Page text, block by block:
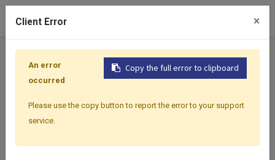
首頁 所有部落格 展覽資訊 2026 亞洲生技大展
2026 亞洲生技大展
Client Error ×
Copy the full error to clipboard
An error
occurred
Please use the copy button to report the error to your support
service.